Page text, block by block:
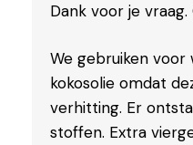
Dank voor je
We gebruiken
kokosolie omdat
verhitting. Er
stoffen. Extra